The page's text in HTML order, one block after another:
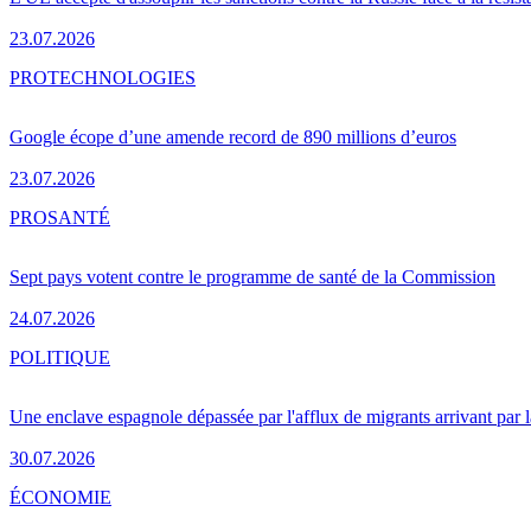
23.07.2026
Google écope d’une amende record de 890 millions d’euros
23.07.2026
PROTECHNOLOGIES
Sept pays votent contre le programme de santé de la Commission
24.07.2026
PROSANTÉ
Une enclave espagnole dépassée par l'afflux de migrants arrivant par
30.07.2026
POLITIQUE
ÉCONOMIE